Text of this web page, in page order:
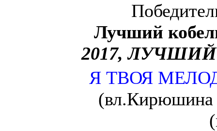
Лучший
2017,
Я ТВОЯ
(вл.Кирюшина